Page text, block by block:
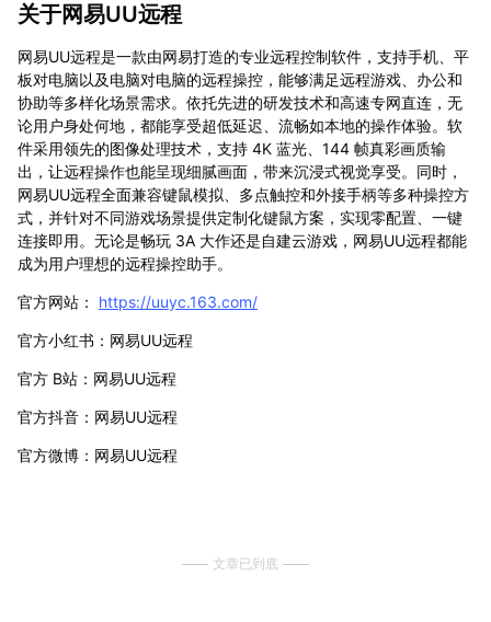
关于网易UU远程
网易UU远程是一款由网易打造的专业远程控制软件，支持手机、平
板对电脑以及电脑对电脑的远程操控，能够满足远程游戏、办公和
协助等多样化场景需求。依托先进的研发技术和高速专网直连，无
论用户身处何地，都能享受超低延迟、流畅如本地的操作体验。软
件采用领先的图像处理技术，支持 4K 蓝光、144 帧真彩画质输
出，让远程操作也能呈现细腻画面，带来沉浸式视觉享受。同时，
网易UU远程全面兼容键鼠模拟、多点触控和外接手柄等多种操控方
式，并针对不同游戏场景提供定制化键鼠方案，实现零配置、一键
连接即用。无论是畅玩 3A 大作还是自建云游戏，网易UU远程都能
成为用户理想的远程操控助手。
官方网站： https://uuyc.163.com/
官方小红书：网易UU远程
官方 B站：网易UU远程
官方抖音：网易UU远程
官方微博：网易UU远程
文章已到底